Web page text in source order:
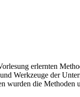
erlernten
Werkzeuge der
wurden die Methoden